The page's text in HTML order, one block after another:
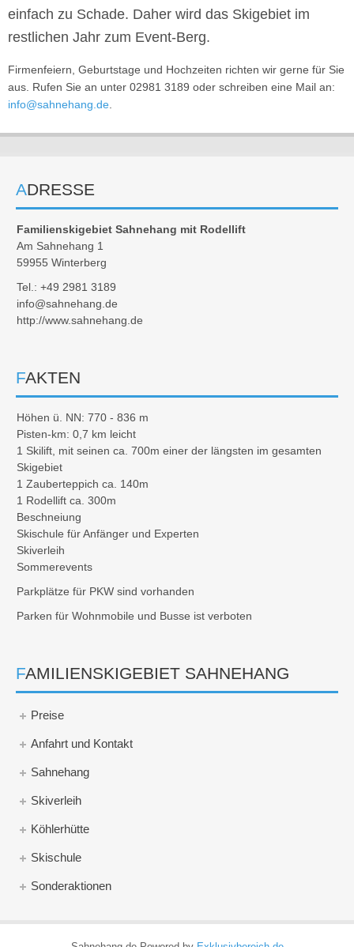
einfach zu Schade. Daher wird das Skigebiet im
restlichen Jahr zum Event-Berg.
Firmenfeiern, Geburtstage und Hochzeiten richten wir gerne für Sie
aus. Rufen Sie an unter 02981 3189 oder schreiben eine Mail an:
info@sahnehang.de
ADRESSE
Familienskigebiet Sahnehang mit Rodellift
Am Sahnehang 1
59955 Winterberg
Tel.: +49 2981 3189
info@sahnehang.de
http://www.sahnehang.de
FAKTEN
Höhen ü. NN: 770 - 836 m
Pisten-km: 0,7 km leicht
1 Skilift, mit seinen ca. 700m einer der längsten im gesamten
Skigebiet
1 Zauberteppich ca. 140m
1 Rodellift ca. 300m
Beschneiung
Skischule für Anfänger und Experten
Skiverleih
Sommerevents
Parkplätze für PKW sind vorhanden
Parken für Wohnmobile und Busse ist verboten
FAMILIENSKIGEBIET SAHNEHANG
Preise
Anfahrt und Kontakt
Sahnehang
Skiverleih
Köhlerhütte
Skischule
Sonderaktionen